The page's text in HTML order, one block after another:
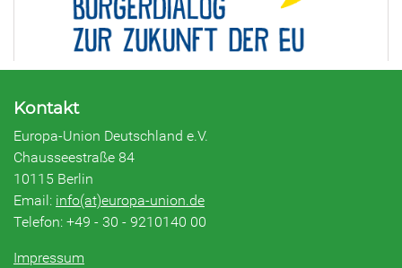
Kontakt
Europa-Union Deutschland e.V.
Chausseestraße 84
10115 Berlin
Email: info(at)europa-union.de
Telefon: +49 - 30 - 9210140 00
Impressum